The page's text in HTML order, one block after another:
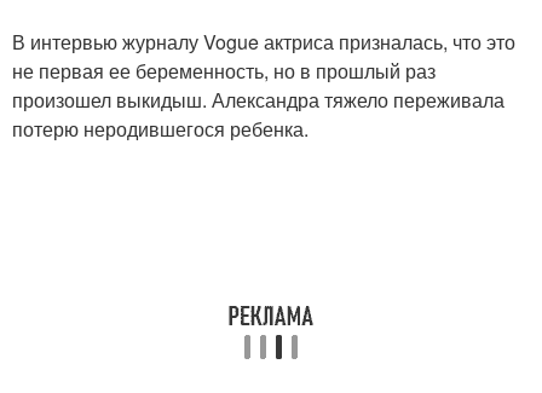
В интервью журналу Vogue актриса призналась, что это
не первая ее беременность, но в прошлый раз
произошел выкидыш. Александра тяжело переживала
потерю неродившегося ребенка.